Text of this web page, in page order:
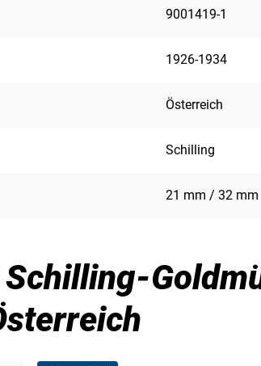
9001419-1
1926-1934
Österreich
Schilling
21 mm / 32 mm